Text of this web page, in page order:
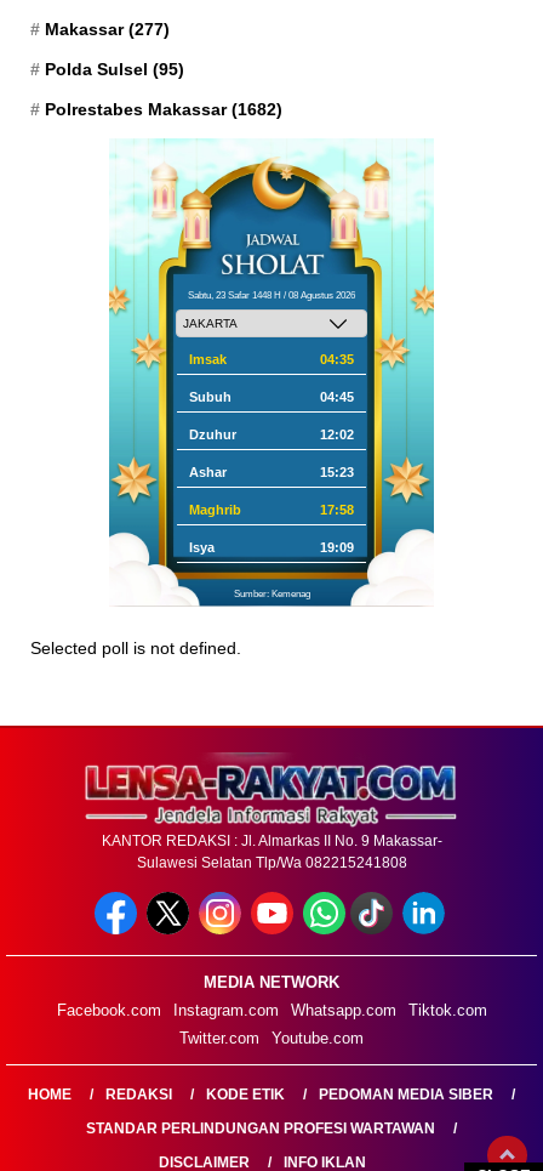
Makassar(277)
Polda Sulsel (95)
Polrestabes Makassar(1682)
Sabtu, 23 Safar 1448 H / 08 Agustus 2026
Imsak 04:35
Subuh 04:45
Dzuhur 12:02
Ashar 15:23
Maghrib 17:58
Isya 19:09
Sumber: Kemenag
Selected poll is not defined.
KANTOR REDAKSI : Jl. Almarkas II No. 9 Makassar-
Sulawesi Selatan Tlp/Wa 082215241808
MEDIA NETWORK
Facebook.com
Instagram.com Whatsapp.com
Tiktok.com
Twitter.com
Youtube.com
HOME REDAKSI KODE ETIK
PEDOMAN MEDIA SIBER
STANDAR PERLINDUNGAN PROFESI WARTAWAN
DISCLAIMER
INFO IKLAN